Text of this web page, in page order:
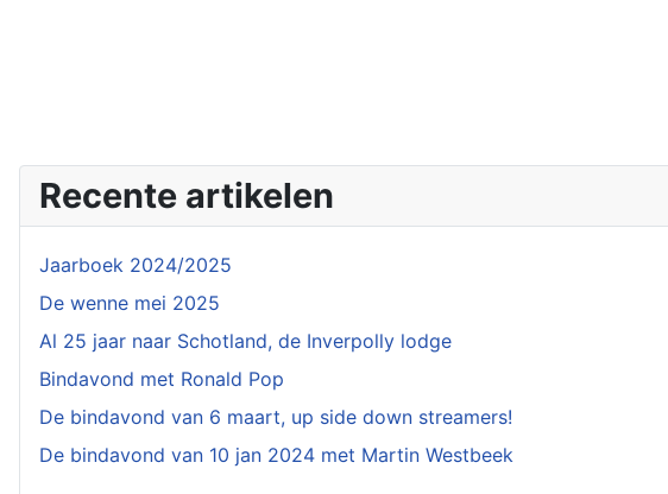
Recente artikelen
Jaarboek 2024/2025
De wenne mei 2025
Al 25 jaar naar Schotland, de Inverpolly lodge
Bindavond met Ronald Pop
De bindavond van 6 maart, up side down streamers!
De bindavond van 10 jan 2024 met Martin Westbeek